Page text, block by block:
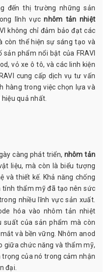
đến thị trường những sản
lĩnh vựcnhôm tản nhiệt
không chỉ đảm bảo đạt các
còn thể hiện sự sáng tạo và
phẩm nổi bật của FRAVI
vỏ xe ô tô, và các linh kiện
cung cấp dịch vụ tư vấn
hàng trong việc chọn lựa và
quả nhất.
càng phát triển, nhôm tản
liệu, mà còn là biểu tượng
và thiết kế. Khả năng chống
tính thẩm mỹ đã tạo nên sức
nhiều lĩnh vực sản xuất.
hóa vào nhôm tản nhiệt
suất của sản phẩm mà còn
và bền vững. Nhôm anod
giữa chức năng và thẩm mỹ,
của nó trong cảm nhận
đại.